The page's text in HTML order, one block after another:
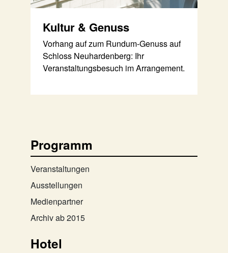
Kultur & Genuss
Vorhang auf zum Rundum-Genuss auf
Schloss Neuhardenberg: Ihr
Veranstaltungsbesuch im Arrangement.
Programm
Veranstaltungen
Ausstellungen
Medienpartner
Archiv ab 2015
Hotel